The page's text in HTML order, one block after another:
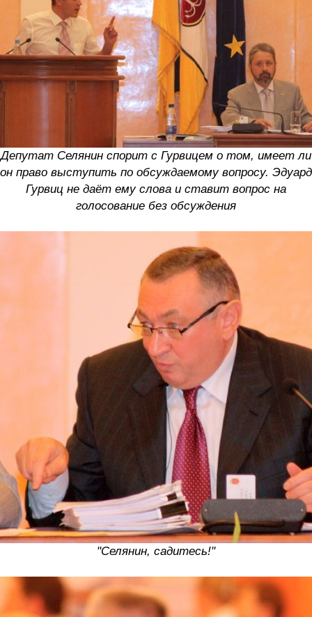
Депутат Селянин спорит с Гурвицем о том, имеет ли
он право выступить по обсуждаемому вопросу. Эдуард
Гурвиц не даёт ему слова и ставит вопрос на
голосование без обсуждения
"Селянин, садитесь!"